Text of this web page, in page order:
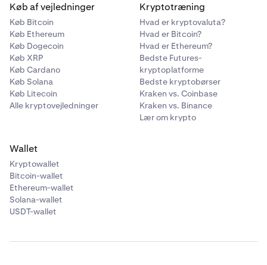
Køb af vejledninger
Køb Bitcoin
Køb Ethereum
Køb Dogecoin
Køb XRP
Køb Cardano
Køb Solana
Køb Litecoin
Alle kryptovejledninger
Kryptotræning
Hvad er kryptovaluta?
Hvad er Bitcoin?
Hvad er Ethereum?
Bedste Futures-
kryptoplatforme
Bedste kryptobørser
Kraken vs. Coinbase
Kraken vs. Binance
Lær om krypto
Wallet
Kryptowallet
Bitcoin-wallet
Ethereum-wallet
Solana-wallet
USDT-wallet